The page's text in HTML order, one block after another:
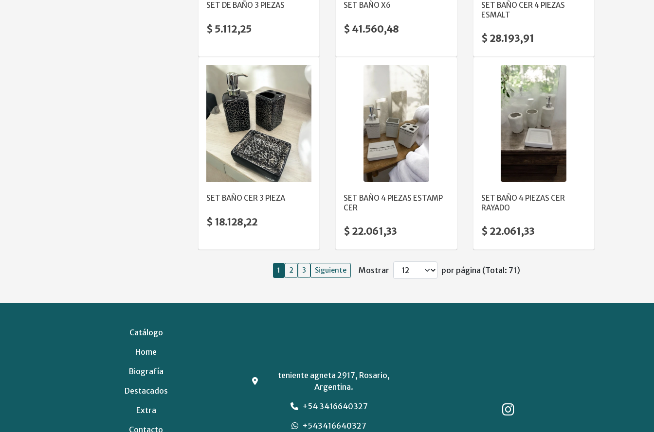
SET DE BAÑO 3 PIEZAS
$ 5.112,25
SET BAÑO X6
$ 41.560,48
SET BAÑO CER 4 PIEZAS
ESMALT
$ 28.193,91
SET BAÑO CER 3 PIEZA
$ 18.128,22
VER DETALLE
SET BAÑO 4 PIEZAS ESTAMP
CER
$ 22.061,33
VER DETALLE
SET BAÑO 4 PIEZAS CER
RAYADO
$ 22.061,33
VER DETALLE
1 2 3 Siguiente Mostrar por página (Total: 71)
Catálogo
Home
Biografía
Destacados
Extra
Contacto
teniente agneta 2917, Rosario,
Argentina.
+54 3416640327
+543416640327